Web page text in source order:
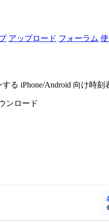
アップロード フォーラム
る iPhone/Android 向け時
ンロード